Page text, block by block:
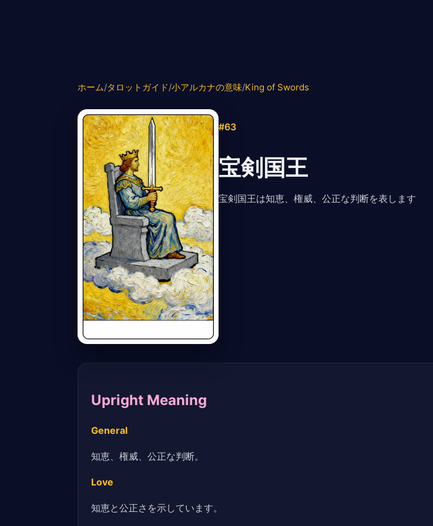
ホーム/タロットガイド/小アルカナの意味/King of Swords
#63
宝剣国王
宝剣国王は知恵、権威、公正な判断を表します
Upright Meaning
General
知恵、権威、公正な判断。
Love
知恵と公正さを示しています。